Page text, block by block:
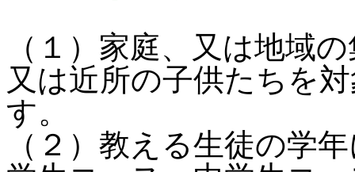
（１）家庭、又は地域
又は近所の子供たちを
す。
（２）教える生徒の学